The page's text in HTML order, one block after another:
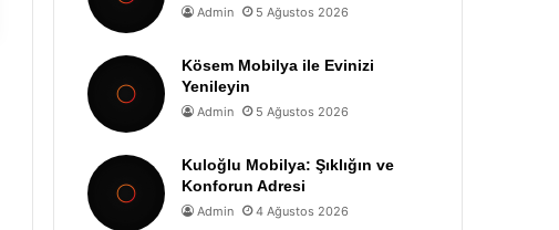
Admin 5 Ağustos 2026
Kösem Mobilya ile Evinizi
Yenileyin
Admin 5 Ağustos 2026
Kuloğlu Mobilya: Şıklığın ve
Konforun Adresi
Admin 4 Ağustos 2026